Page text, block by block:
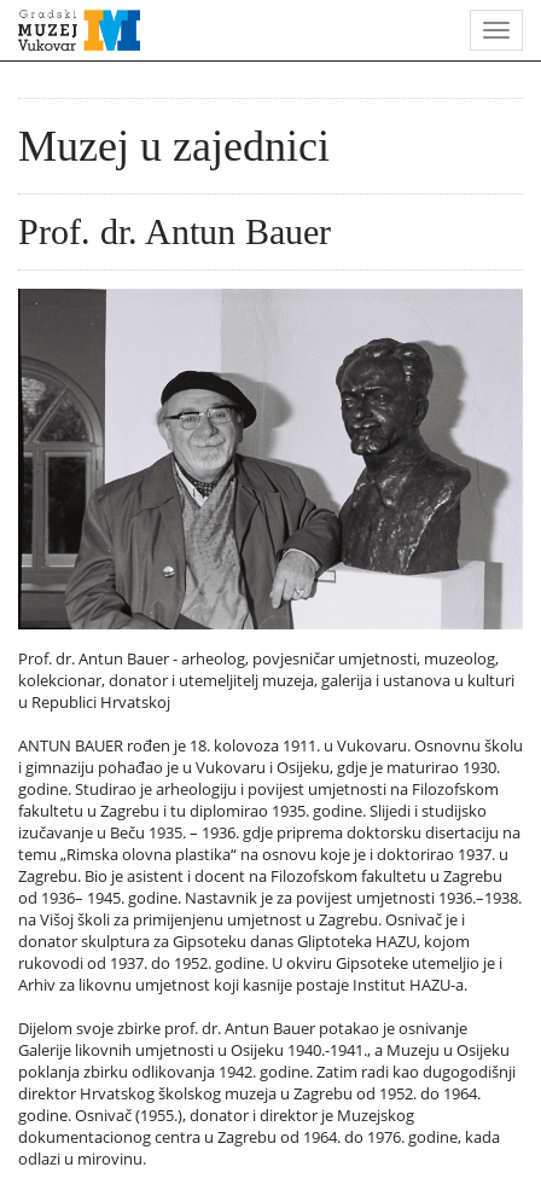
Muzej u zajednici
Prof. dr. Antun Bauer
Prof. dr. Antun Bauer - arheolog, povjesničar umjetnosti, muzeolog,
kolekcionar, donator i utemeljitelj muzeja, galerija i ustanova u kulturi
u Republici Hrvatskoj
ANTUN BAUER rođen je 18. kolovoza 1911. u Vukovaru. Osnovnu školu
i gimnaziju pohađao je u Vukovaru i Osijeku, gdje je maturirao 1930.
godine. Studirao je arheologiju i povijest umjetnosti na Filozofskom
fakultetu u Zagrebu i tu diplomirao 1935. godine. Slijedi i studijsko
izučavanje u Beču 1935. – 1936. gdje priprema doktorsku disertaciju na
temu „Rimska olovna plastika“ na osnovu koje je i doktorirao 1937. u
Zagrebu. Bio je asistent i docent na Filozofskom fakultetu u Zagrebu
od 1936– 1945. godine. Nastavnik je za povijest umjetnosti 1936.–1938.
na Višoj školi za primijenjenu umjetnost u Zagrebu. Osnivač je i
donator skulptura za Gipsoteku danas Gliptoteka HAZU, kojom
rukovodi od 1937. do 1952. godine. U okviru Gipsoteke utemeljio je i
Arhiv za likovnu umjetnost koji kasnije postaje Institut HAZU-a.
Dijelom svoje zbirke prof. dr. Antun Bauer potakao je osnivanje
Galerije likovnih umjetnosti u Osijeku 1940.-1941., a Muzeju u Osijeku
poklanja zbirku odlikovanja 1942. godine. Zatim radi kao dugogodišnji
direktor Hrvatskog školskog muzeja u Zagrebu od 1952. do 1964.
godine. Osnivač (1955.), donator i direktor je Muzejskog
dokumentacionog centra u Zagrebu od 1964. do 1976. godine, kada
odlazi u mirovinu.